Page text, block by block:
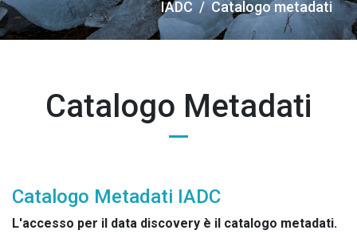
di
IADC Catalogo metadati
Catalogo Metadati
Catalogo Metadati IADC
L'accesso per il data discovery è il catalogo metadati​.